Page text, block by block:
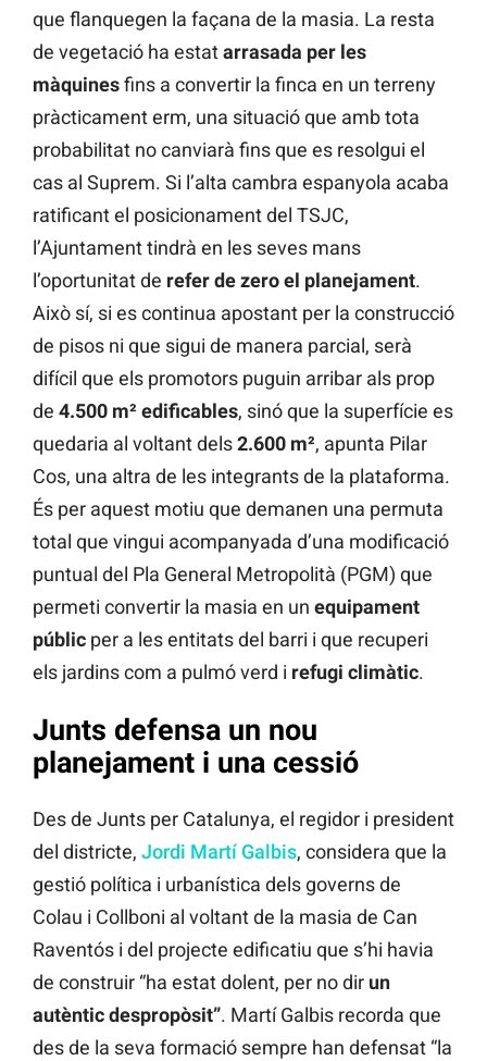
que flanquegen la façana de la masia. La resta
de vegetació ha estatarrasada per les
màquinesfins a convertir la finca en un terreny
pràcticament erm, una situació que amb tota
probabilitat no canviarà fins que es resolgui el
cas al Suprem. Si l’alta cambra espanyola acaba
ratificant el posicionament del TSJC,
l’Ajuntament tindrà en les seves mans
l’oportunitat de refer de zero el planejament.
Això sí, si es continua apostant per la construcció
de pisos ni que sigui de manera parcial, serà
difícil que els promotors puguin arribar als prop
de 4.500 m² edificables, sinó que la superfície es
quedaria al voltant dels2.600 m², apunta Pilar
Cos, una altra de les integrants de la plataforma.
És per aquest motiu que demanen una permuta
total que vingui acompanyada d’una modificació
puntual del Pla General Metropolità (PGM) que
permeti convertir la masia en un equipament
públic per a les entitats del barri i que recuperi
els jardins com a pulmó verd i refugi climàtic.
Junts defensa un nou
planejament i una cessió
Des de Junts per Catalunya, el regidor i president
del districte, Jordi Martí Galbis, considera que la
gestió política i urbanística dels governs de
Colau i Collboni al voltant de la masia de Can
Raventós i del projecte edificatiu que s’hi havia
de construir “ha estat dolent, per no dir un
autèntic despropòsit”. Martí Galbis recorda que
des de la seva formació sempre han defensat “la